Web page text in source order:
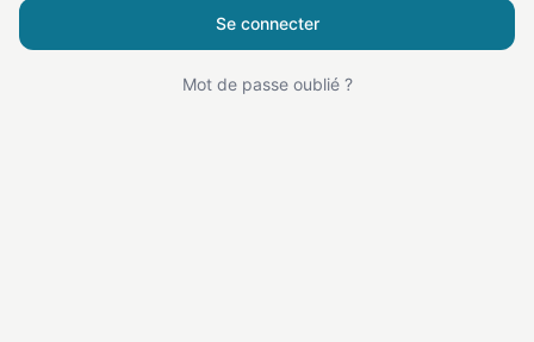
Se connecter
Mot de passe oublié ?